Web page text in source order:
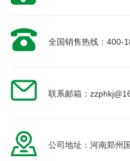
全国销售热线：400-
联系邮箱：
公司地址：河南郑州